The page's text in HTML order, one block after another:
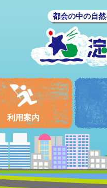
都会の中の自
利用案内